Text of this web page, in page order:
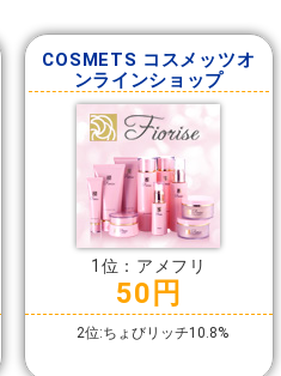
COSMETS コスメッツオ
ンラインショップ
1位：アメフリ
50円
2位:ちょびリッチ10.8%